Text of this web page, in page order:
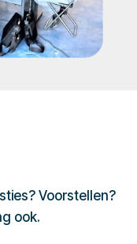
Voorstellen?
ook.